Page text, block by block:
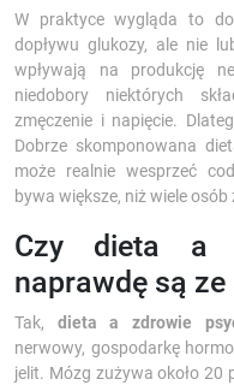
W praktyce wygląda to
dopływu glukozy, ale nie
wpływają na produkcję
niedobory niektórych
zmęczenie i napięcie.
Dobrze skomponowana
może realnie wesprzeć
bywa większe, niż wiele osób
Czy dieta a
naprawdę są
Tak, dieta a zdrowie
nerwowy, gospodarkę
jelit. Mózg zużywa około 20